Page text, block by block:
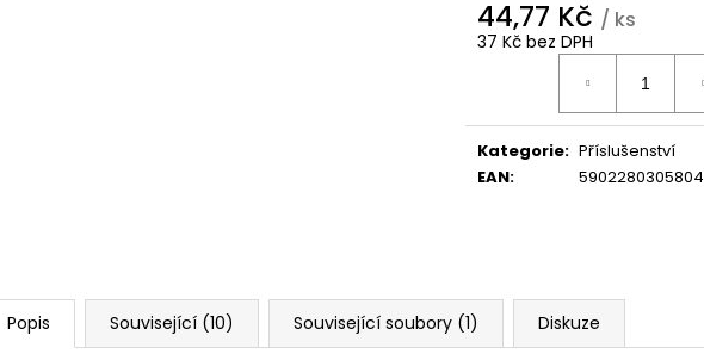
44,77 Kč / ks
37 Kč bez DPH
Kategorie: Příslušenství
EAN: 5902280305804
Popis Související (10) Související soubory (1) Diskuze